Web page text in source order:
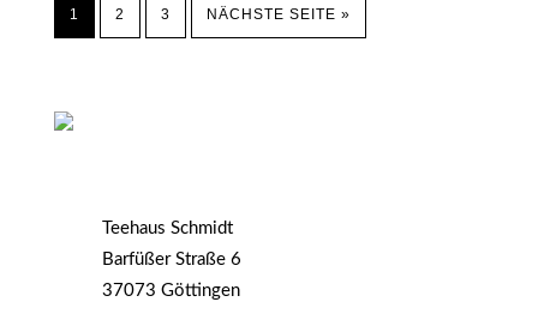
1 2 3 NÄCHSTE SEITE »
Teehaus Schmidt
Barfüßer Straße 6
37073 Göttingen